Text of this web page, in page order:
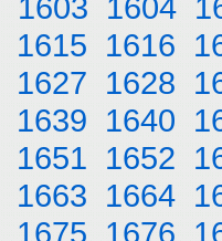
1603 1604
1615 1616
1627 1628
1639 1640
1651 1652
1663 1664
1675 1676